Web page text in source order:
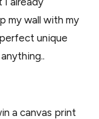
my wall with my
unique
a canvas print